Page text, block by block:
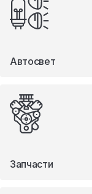
Мототовары
Туризм
Автосвет
Запчасти